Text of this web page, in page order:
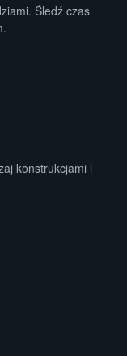
Śledź czas
konstrukcjami i